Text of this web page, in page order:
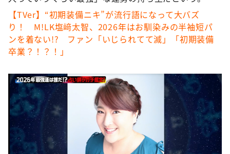
ぺこぱのまるスポ
アナ回覧板
【TVer】“初期装備ニキ”が流行語になって大バズ
り！ M!LK塩﨑太智、2026年はお馴染みの半袖短パ
ンを着ない!? ファン「いじられてて滅」「初期装備
卒業？！？！」